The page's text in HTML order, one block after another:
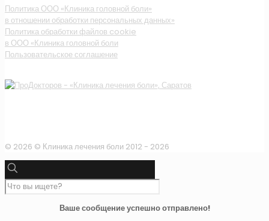
Политика ООО «Клиника головной боли»
в отношении обработки персональных данных»
Политика обработки файлов cookie
в ООО «Клиника головной боли
Пользовательское соглашение
© 2026 © Клиника лечения боли 2012 - 2026
Ваше сообщение успешно отправлено!